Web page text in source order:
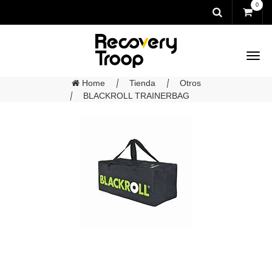
0
Home Tienda
Otros
BLACKROLL TRAINERBAG